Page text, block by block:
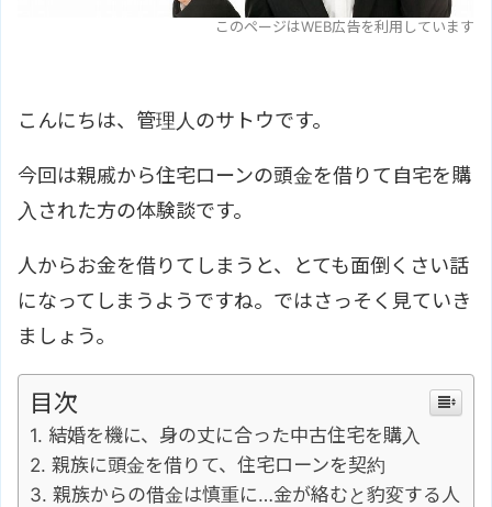
このページはWEB広告を利用しています
こんにちは、管理人のサトウです。
今回は親戚から住宅ローンの頭金を借りて自宅を購
入された方の体験談です。
人からお金を借りてしまうと、とても面倒くさい話
になってしまうようですね。ではさっそく見ていき
ましょう。
目次
結婚を機に、身の丈に合った中古住宅を購入
親族に頭金を借りて、住宅ローンを契約
親族からの借金は慎重に…金が絡むと豹変する人